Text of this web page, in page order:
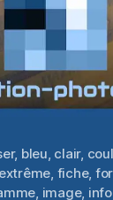
, bleu clair,
extrême fiche,
image, info,